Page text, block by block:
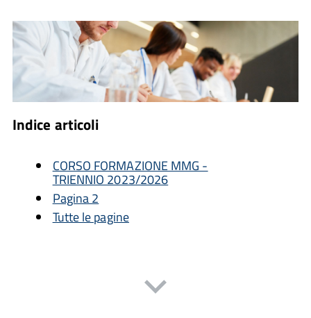
Indice articoli
CORSO FORMAZIONE MMG -
TRIENNIO 2023/2026
Pagina 2
Tutte le pagine